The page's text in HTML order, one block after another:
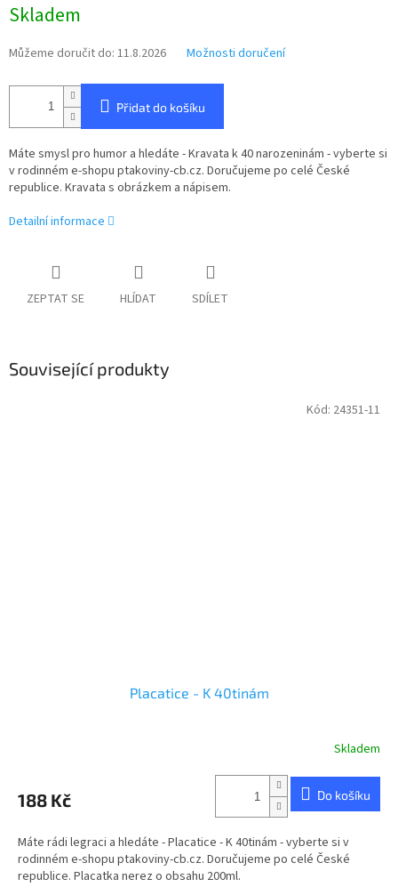
cena:
Skladem
Můžeme doručit do: 11.8.2026 Možnosti doručení
Přidat do košíku
Máte smysl pro humor a hledáte - Kravata k 40 narozeninám - vyberte si
v rodinném e-shopu ptakoviny-cb.cz. Doručujeme po celé České
republice. Kravata s obrázkem a nápisem.
Detailní informace
ZEPTAT SE HLÍDAT SDÍLET
Související produkty
Placatice - K 40tinám
Skladem
188 Kč Do košíku
Máte rádi legraci a hledáte - Placatice - K 40tinám - vyberte si v
rodinném e-shopu ptakoviny-cb.cz. Doručujeme po celé České
republice. Placatka nerez o obsahu 200ml.
Kód: 24351-11